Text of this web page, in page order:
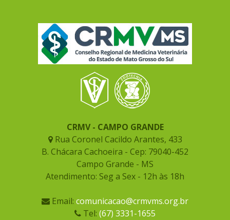
CRMV - CAMPO GRANDE
Rua Coronel Cacildo Arantes, 433
B. Chácara Cachoeira - Cep: 79040-452
Campo Grande - MS
Atendimento: Seg a Sex - 12h às 18h
Email: comunicacao@crmvms.org.br
Tel: (67) 3331-1655